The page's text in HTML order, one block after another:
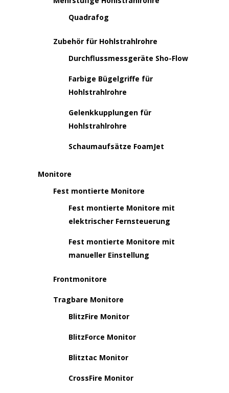
Quadrafog
Zubehör für Hohlstrahlrohre
Durchflussmessgeräte Sho-Flow
Farbige Bügelgriffe für
Hohlstrahlrohre
Gelenkkupplungen für
Hohlstrahlrohre
Schaumaufsätze FoamJet
Monitore
Fest montierte Monitore
Fest montierte Monitore mit
elektrischer Fernsteuerung
Fest montierte Monitore mit
manueller Einstellung
Frontmonitore
Tragbare Monitore
BlitzFire Monitor
BlitzForce Monitor
Blitztac Monitor
CrossFire Monitor